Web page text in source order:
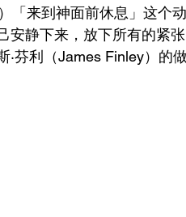
「来到神面前休息」这个
安静下来，放下所有的紧
芬利（James Finley）的做